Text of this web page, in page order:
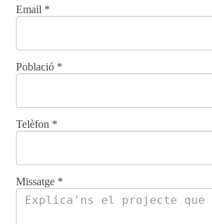
Email *
Població *
Telèfon *
Missatge *